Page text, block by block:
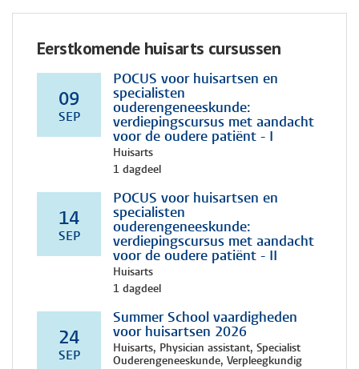
Eerstkomende huisarts cursussen
09
SEP
POCUS voor huisartsen en
specialisten
ouderengeneeskunde:
verdiepingscursus met aandacht
voor de oudere patiënt - I
Huisarts
1 dagdeel
14
SEP
POCUS voor huisartsen en
specialisten
ouderengeneeskunde:
verdiepingscursus met aandacht
voor de oudere patiënt - II
Huisarts
1 dagdeel
24
SEP
Summer School vaardigheden
voor huisartsen 2026
Huisarts, Physician assistant, Specialist
Ouderengeneeskunde, Verpleegkundig